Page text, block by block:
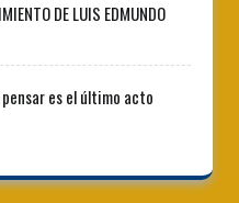
DE LUIS EDMUNDO
es el último acto